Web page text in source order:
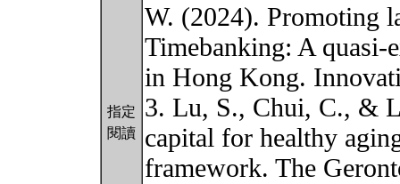
指定
閱讀
W. (2024). Promoting
Timebanking: A quasi-
in Hong Kong.
3. Lu, S., Chui, C., &
capital for healthy
framework. The